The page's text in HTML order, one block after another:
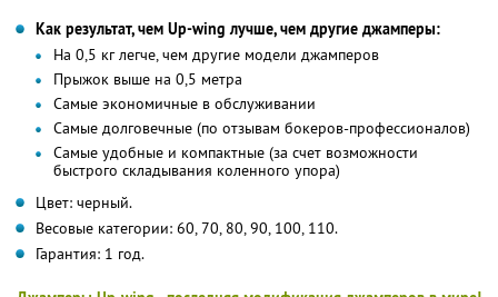
Как результат, чем Up-wing лучше, чем другие джамперы:
На 0,5 кг легче, чем другие модели джамперов
Прыжок выше на 0,5 метра
Самые экономичные в обслуживании
Самые долговечные (по отзывам бокеров-профессионалов)
Самые удобные и компактные (за счет возможности
быстрого складывания коленного упора)
Цвет: черный.
Весовые категории: 60, 70, 80, 90, 100, 110.
Гарантия: 1 год.